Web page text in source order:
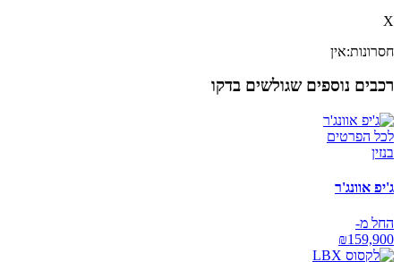
X
חסרונות:אין
רכבים נוספים שגולשים בדקו
לכל הפרטים
בנזין
ג'יפ אוונג'ר
החל מ-
₪159,900